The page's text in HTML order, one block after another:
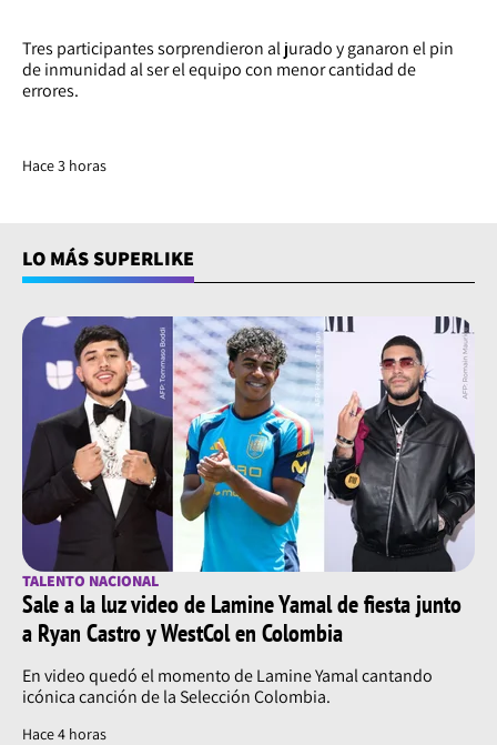
Tres participantes sorprendieron al jurado y ganaron el pin
de inmunidad al ser el equipo con menor cantidad de
errores.
Hace 3 horas
LO MÁS SUPERLIKE
TALENTO NACIONAL
Sale a la luz video de Lamine Yamal de fiesta junto
a Ryan Castro y WestCol en Colombia
En video quedó el momento de Lamine Yamal cantando
icónica canción de la Selección Colombia.
Hace 4 horas